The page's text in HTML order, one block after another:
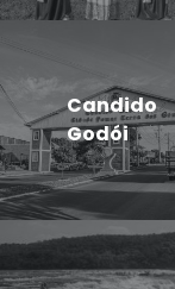
Candido
Godói